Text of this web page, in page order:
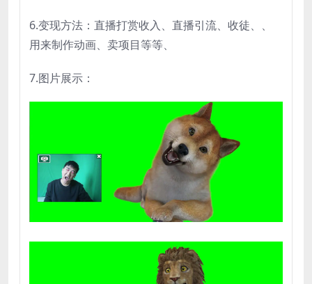
6.变现方法：直播打赏收入、直播引流、收徒、、
用来制作动画、卖项目等等、
7.图片展示：